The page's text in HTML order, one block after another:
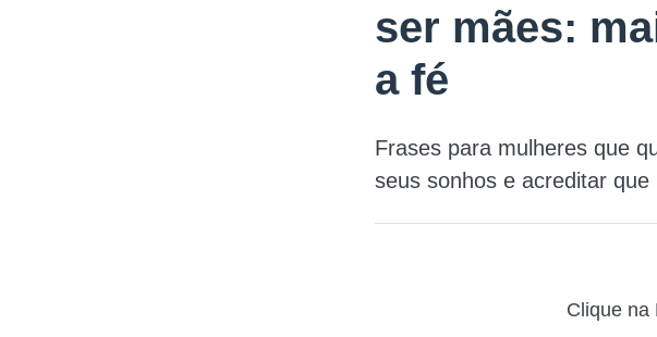
ser mães:
a fé
Frases para mulheres que
seus sonhos e acreditar
Clique na